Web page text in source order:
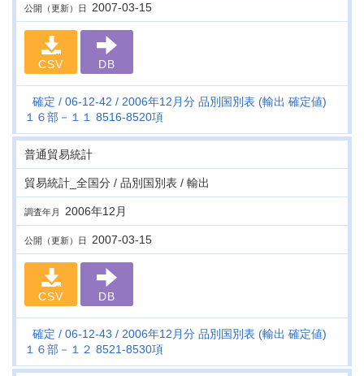
公開（更新）日 2007-03-15
CSV DB
確定 06-12-42
2006年12月分 品別国別表 (輸出 確定値)
１６部－１１ 8516-8520項
普通貿易統計
貿易統計_全国分 / 品別国別表 / 輸出
調査年月 2006年12月
公開（更新）日 2007-03-15
CSV DB
確定 06-12-43
2006年12月分 品別国別表 (輸出 確定値)
１６部－１２ 8521-8530項